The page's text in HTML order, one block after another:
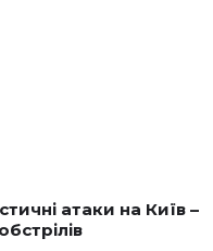
атаки на Київ –